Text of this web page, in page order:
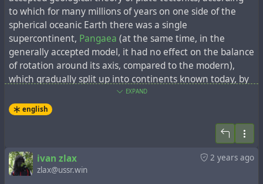
to which for many millions of years on one side of the
spherical oceanic Earth there was a single
supercontinent, Pangaea (at the same time, in the
generally accepted model, it had no effect on the balance
of rotation around its axis, compared to the modern),
which gradually split up into continents known today, by
"spreading" of tectonic plates
modern data on the topography of the ocean floor, in
, and in particular,
EXPAND
english
2 years ago
ivan zlax
zlax@ussr.win